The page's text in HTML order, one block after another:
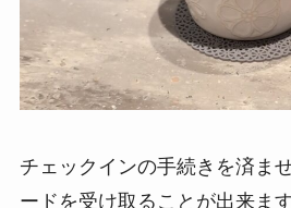
チェックインの手続きを済ま
ードを受け取ることが出来ま